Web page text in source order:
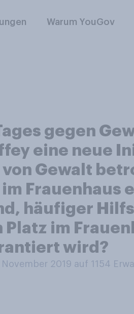
Warum YouGov
gegen
eine neue
Gewalt
Frauenhaus
häufiger
im
wird?
2019 auf 1154